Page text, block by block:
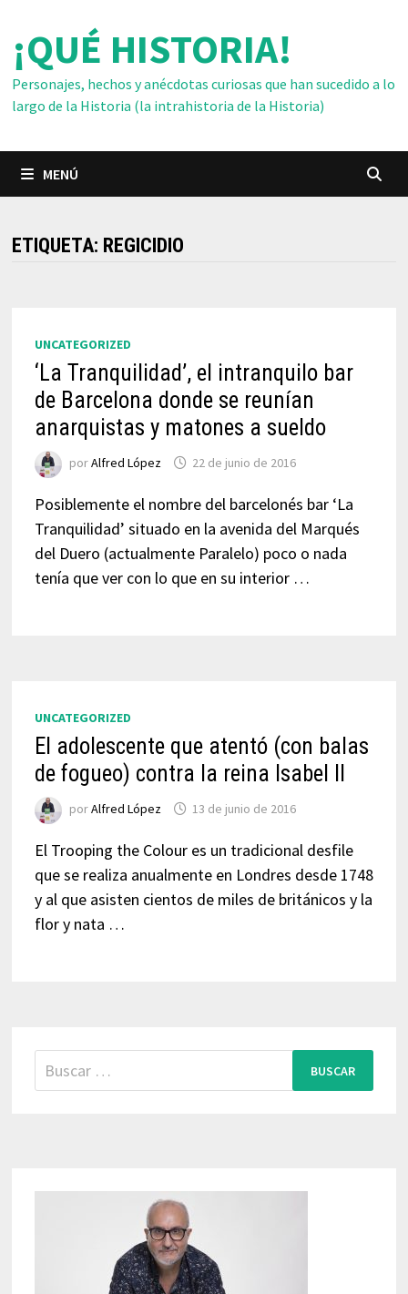
contenido
¡QUÉ HISTORIA!
Personajes, hechos y anécdotas curiosas que han sucedido a lo
largo de la Historia (la intrahistoria de la Historia)
MENÚ
ETIQUETA: REGICIDIO
UNCATEGORIZED
‘La Tranquilidad’, el intranquilo bar
de Barcelona donde se reunían
anarquistas y matones a sueldo
porAlfred López 22 de junio de 2016
Posiblemente el nombre del barcelonés bar ‘La
Tranquilidad’ situado en la avenida del Marqués
del Duero (actualmente Paralelo) poco o nada
tenía que ver con lo que en su interior …
UNCATEGORIZED
El adolescente que atentó (con balas
de fogueo) contra la reina Isabel II
porAlfred López 13 de junio de 2016
El Trooping the Colour es un tradicional desfile
que se realiza anualmente en Londres desde 1748
y al que asisten cientos de miles de británicos y la
flor y nata …
Buscar: